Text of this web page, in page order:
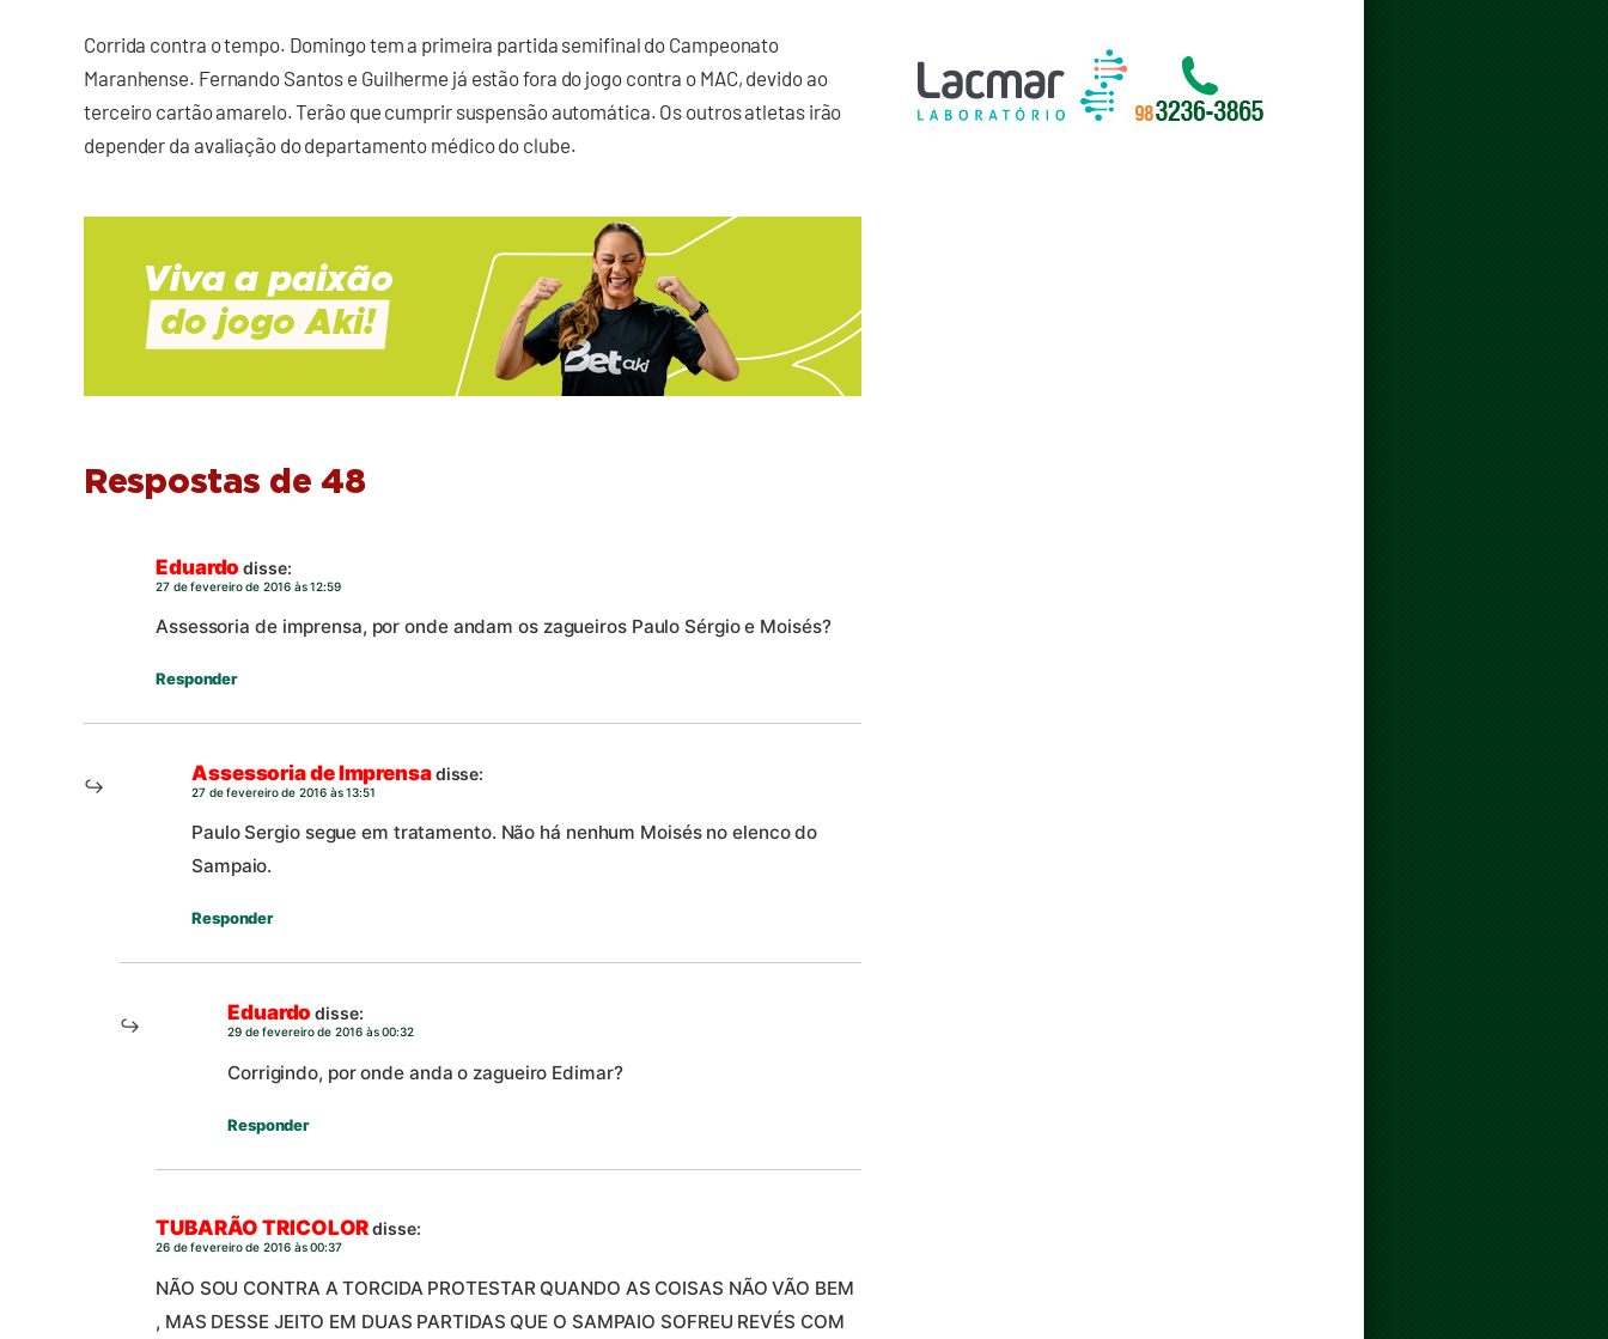
Corrida contra o tempo. Domingo tem a primeira partida semifinal do Campeonato
Maranhense. Fernando Santos e Guilherme já estão fora do jogo contra o MAC, devido ao
terceiro cartão amarelo. Terão que cumprir suspensão automática. Os outros atletas irão
depender da avaliação do departamento médico do clube.
Respostas de 48
Eduardo disse:
27 de fevereiro de 2016 às 12:59
Assessoria de imprensa, por onde andam os zagueiros Paulo Sérgio e Moisés?
Responder
Assessoria de Imprensadisse:
27 de fevereiro de 2016 às 13:51
Paulo Sergio segue em tratamento. Não há nenhum Moisés no elenco do
Sampaio.
Responder
Eduardo disse:
29 de fevereiro de 2016 às 00:32
Corrigindo, por onde anda o zagueiro Edimar?
Responder
TUBARÃO TRICOLORdisse:
26 de fevereiro de 2016 às 00:37
NÃO SOU CONTRA A TORCIDA PROTESTAR QUANDO AS COISAS NÃO VÃO BEM
, MAS DESSE JEITO EM DUAS PARTIDAS QUE O SAMPAIO SOFREU REVÉS COM